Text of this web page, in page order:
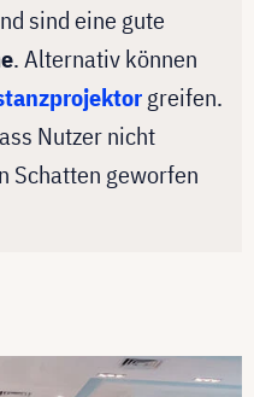
sind eine gute
. Alternativ können
greifen.
Nutzer nicht
Schatten geworfen